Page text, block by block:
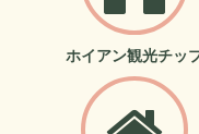
ホイアン観光チッ